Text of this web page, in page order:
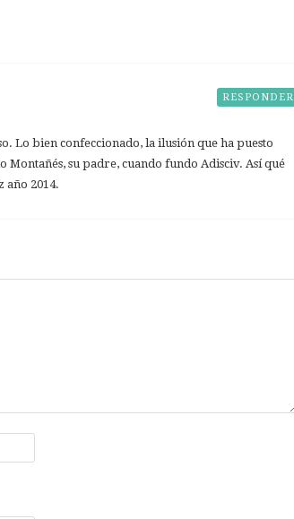
RESPONDER
Lo bien confeccionado, la ilusión que ha puesto
Montañés, su padre, cuando fundo Adisciv. Así qué
año 2014.